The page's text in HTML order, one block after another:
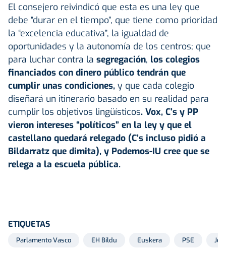
El consejero reivindicó que esta es una ley que
debe “durar en el tiempo”, que tiene como prioridad
la “excelencia educativa”, la igualdad de
oportunidades y la autonomía de los centros; que
para luchar contra la segregación, los colegios
financiados con dinero público tendrán que
cumplir unas condiciones, y que cada colegio
diseñará un itinerario basado en su realidad para
cumplir los objetivos lingüísticos. Vox, C’s y PP
vieron intereses “políticos” en la ley y que el
castellano quedará relegado (C’s incluso pidió a
Bildarratz que dimita), y Podemos-IU cree que se
relega a la escuela pública.
ETIQUETAS
Parlamento Vasco EH Bildu Euskera PSE